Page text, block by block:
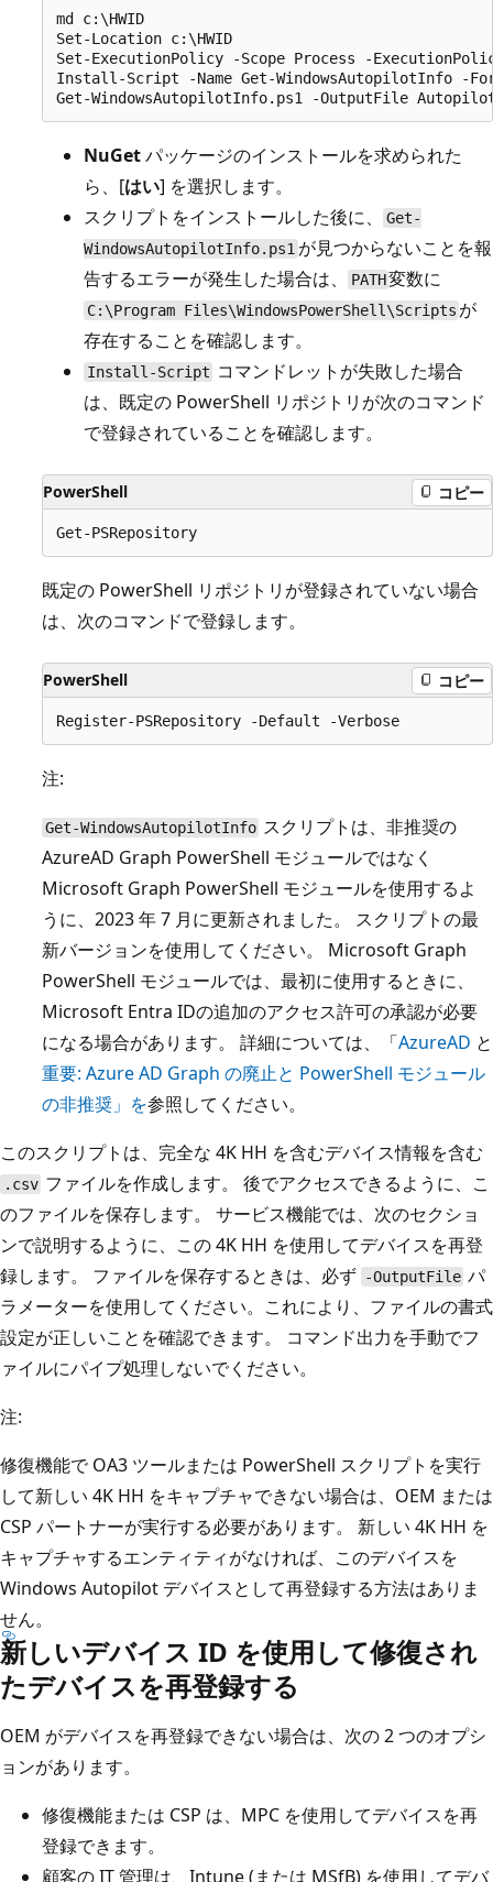
md c:\HWID
Set-Location c:\HWID
Set-ExecutionPolicy -Scope Process -
Install-Script -Name Get-WindowsAutopilotInfo -
NuGetパッケージのインストールを求められた
ら、[はい] を選択します。
スクリプトをインストールした後に、
Get-
WindowsAutopilotInfo.ps1 が見つからないことを報
告するエラーが発生した場合は、
PATH変数に
C:\Program Files\WindowsPowerShell\Scripts が
存在することを確認します。
Install-Script コマンドレットが失敗した場合
は、既定の PowerShell リポジトリが次のコマンド
で登録されていることを確認します。
PowerShell コピー
既定の PowerShell リポジトリが登録されていない場合
は、次のコマンドで登録します。
PowerShell コピー
注:
Get-WindowsAutopilotInfo スクリプトは、非推奨の
AzureAD Graph PowerShell モジュールではなく
Microsoft Graph PowerShell モジュールを使用するよ
うに、2023 年 7 月に更新されました。 スクリプトの最
新バージョンを使用してください。 Microsoft Graph
PowerShell モジュールでは、最初に使用するときに、
Microsoft Entra IDの追加のアクセス許可の承認が必要
になる場合があります。 詳細については、「AzureAD と
重要: Azure AD Graph の廃止と PowerShell モジュール
の非推奨」を参照してください。
このスクリプトは、完全な 4K HH を含むデバイス情報を含む
.csv ファイルを作成します。 後でアクセスできるように、こ
のファイルを保存します。 サービス機能では、次のセクショ
ンで説明するように、この 4K HH を使用してデバイスを再登
録します。 ファイルを保存するときは、必ず -OutputFile パ
ラメーターを使用してください。これにより、ファイルの書式
設定が正しいことを確認できます。 コマンド出力を手動でフ
ァイルにパイプ処理しないでください。
注:
修復機能で OA3 ツールまたは PowerShell スクリプトを実行
して新しい 4K HH をキャプチャできない場合は、OEM または
CSP パートナーが実行する必要があります。 新しい 4K HH を
キャプチャするエンティティがなければ、このデバイスを
Windows Autopilot デバイスとして再登録する方法はありま
せん。
新しいデバイス ID を使用して修復され
たデバイスを再登録する
OEM がデバイスを再登録できない場合は、次の 2 つのオプシ
ョンがあります。
修復機能または CSP は、MPC を使用してデバイスを再
登録できます。
顧客の IT 管理は、Intune (または MSfB) を使用してデバ